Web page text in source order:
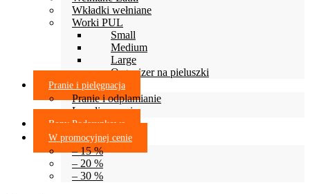
Wkładki wełniane
Worki PUL
Small
Medium
Large
Organizer na pieluszki
Pranie i pielęgnacja
Pranie i odplamianie
Lanolinowanie
Bony Podarunkowe
W promocyjnej cenie
– 15 %
– 20 %
– 30 %